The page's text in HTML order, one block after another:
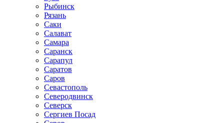
Рыбинск
Рязань
Саки
Салават
Самара
Саранск
Сарапул
Саратов
Саров
Севастополь
Северодвинск
Северск
Сергиев Посад